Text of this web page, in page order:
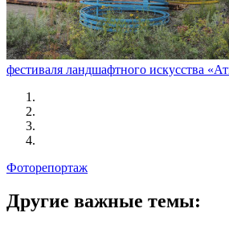
фестиваля ландшафтного искусства
Фоторепортаж
Другие важные темы: